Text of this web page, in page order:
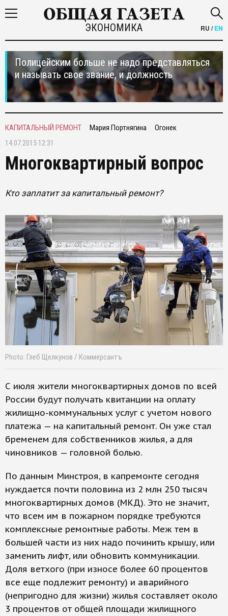
ЭКОНОМИКА RU /EN
Полицейским больше не надо представляться
и называть свое звание, и должность
КАПИТАЛЬНЫЙ РЕМОНТ Мария Портнягина
Огонек
14.07.2015 12:31
Многоквартирный вопрос
Кто заплатит за капитальный ремонт?
Photo: Глеб Щелкунов / Коммерсантъ
С июля жители многоквартирных домов по всей
России будут получать квитанции на оплату
жилищно-коммунальных услуг с учетом нового
платежа — на капитальный ремонт. Он уже стал
бременем для собственников жилья, а для
чиновников — головной болью.
По данным Минстроя, в капремонте сегодня
нуждается почти половина из 2 млн 250 тысяч
многоквартирных домов (МКД). Это не значит,
что всем им в пожарном порядке требуются
комплексные ремонтные работы. Меж тем в
большей части из них надо починить крышу, или
заменить лифт, или обновить коммуникации.
Доля ветхого (при износе более 60 процентов
все еще подлежит ремонту) и аварийного
(непригодно для жизни) жилья составляет около
3 процентов от общей площади жилищного